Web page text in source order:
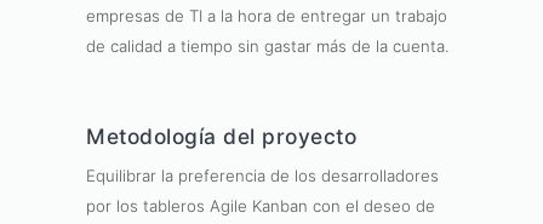
empresas de TI a la hora de entregar un trabajo
de calidad a tiempo sin gastar más de la cuenta.
Metodología del proyecto
Equilibrar la preferencia de los desarrolladores
por los tableros Agile Kanban con el deseo de